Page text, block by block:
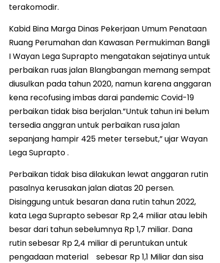
terakomodir.
Kabid Bina Marga Dinas Pekerjaan Umum Penataan
Ruang Perumahan dan Kawasan Permukiman Bangli
I Wayan Lega Suprapto mengatakan sejatinya untuk
perbaikan ruas jalan Blangbangan memang sempat
diusulkan pada tahun 2020, namun karena anggaran
kena recofusing imbas darai pandemic Covid-19
perbaikan tidak bisa berjalan.”Untuk tahun ini belum
tersedia anggran untuk perbaikan rusa jalan
sepanjang hampir 425 meter tersebut,” ujar Wayan
Lega Suprapto .
Perbaikan tidak bisa dilakukan lewat anggaran rutin
pasalnya kerusakan jalan diatas 20 persen.
Disinggung untuk besaran dana rutin tahun 2022,
kata Lega Suprapto sebesar Rp 2,4 miliar atau lebih
besar dari tahun sebelumnya Rp 1,7 miliar. Dana
rutin sebesar Rp 2,4 miliar di peruntukan untuk
pengadaan material sebesar Rp 1,1 Miliar dan sisa